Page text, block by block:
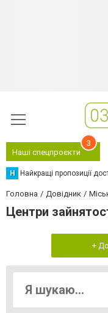
Наші спецпроєкти
3
Н Найкращі пропозиції
Головна Довідник
Центри
+